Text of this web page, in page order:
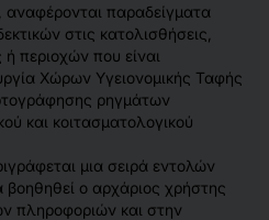
αναφέρονται παραδείγματα
στις κατολισθήσεις,
περιοχών που είναι
Χώρων Υγειονομικής Ταφής
ρηγμάτων
και κοιτασματολογικού
μια σειρά εντολών
βοηθηθεί ο αρχάριος χρήστης
πληροφοριών και στην